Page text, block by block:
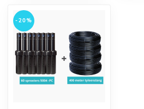
-20%